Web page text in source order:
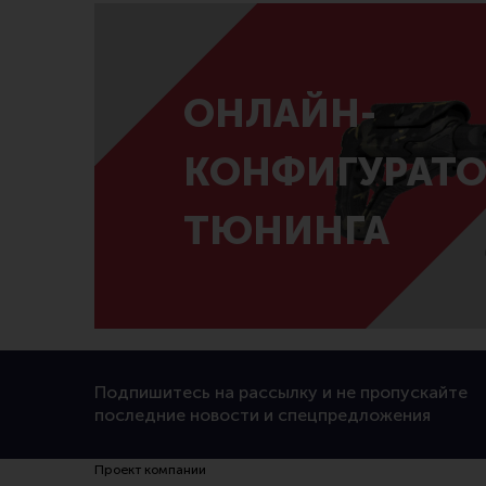
ОНЛАЙН-
ТЮНИНГА
Подпишитесь на рассылку и не пропускайте
последние новости и спецпредложения
Проект компании